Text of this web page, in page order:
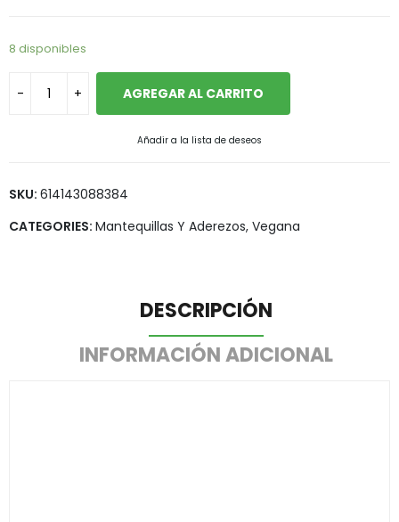
8 disponibles
AGREGAR AL CARRITO
Añadir a la lista de deseos
SKU: 614143088384
CATEGORIES: Mantequillas Y Aderezos, Vegana
DESCRIPCIÓN
INFORMACIÓN ADICIONAL